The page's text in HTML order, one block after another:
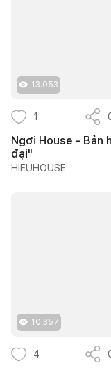
13.053
1
Ngơi House - Bản
đại"
HIEUHOUSE
10.357
4